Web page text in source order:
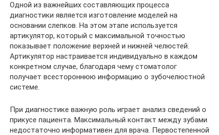
Одной из важнейших составляющих процесса
диагностики является изготовление моделей на
основании слепков. На этом этапе используется
артикулятор, который с максимальной точностью
показывает положение верхней и нижней челюстей.
Артикулятор настраивается индивидуально в каждом
конкретном случае, благодаря чему стоматолог
получает всестороннюю информацию о зубочелюстной
системе.
При диагностике важную роль играет анализ сведений о
прикусе пациента. Максимальный контакт между зубами
недостаточно информативен для врача. Первостепенной